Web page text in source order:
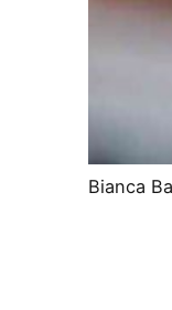
Bianca